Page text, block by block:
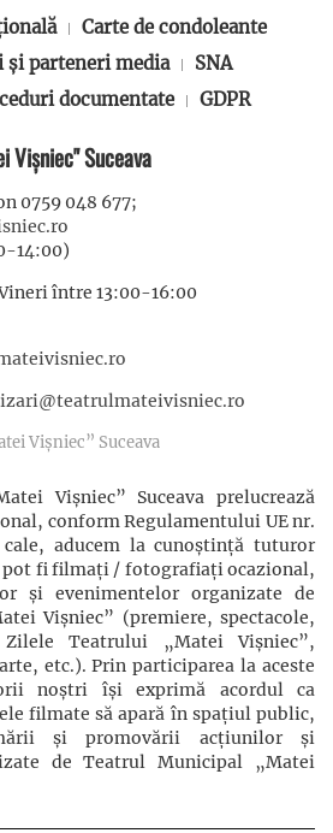
Carte de condoleante
și parteneri media
SNA
documentate GDPR
Vișniec" Suceava
0759 048 677;
14:00)
între 13:00-16:00
Vișniec” Suceava
Vișniec” Suceava prelucrează
conform Regulamentului UE nr.
cale, aducem la cunoștință tuturor
fi filmaţi / fotografiaţi ocazional,
şi evenimentelor organizate de
Vișniec” (premiere, spectacole,
Teatrului „Matei Vișniec”,
etc.). Prin participarea la aceste
noștri își exprimă acordul ca
filmate să apară în spațiul public,
și promovării acţiunilor şi
de Teatrul Municipal „Matei